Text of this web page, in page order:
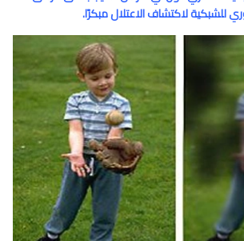
لاكتشاف الاعتلال مبكرًا.